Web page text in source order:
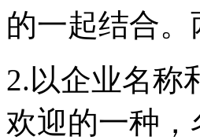
的一起结合
2.以企业名称
欢迎的一种